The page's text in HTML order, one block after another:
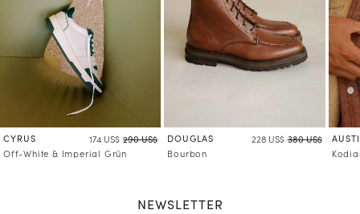
CYRUS 174 US$ 290 US$
Off-White & Imperial Grün
DOUGLAS 228 US$ 380 US$
Bourbon
NEWSLETTER